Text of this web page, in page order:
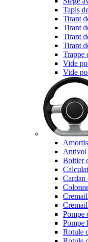
Tapis
Tirant
Tirant
Tirant
Tirant
Trappe
Vide
Vide
Antivol
Boitier
Cardan
Pompe
Pompe
Rotule